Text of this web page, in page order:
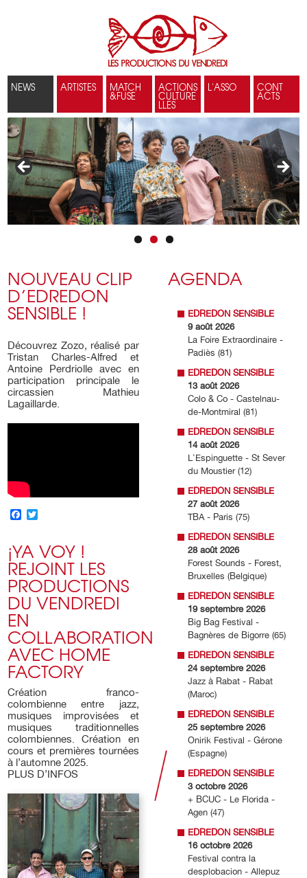
NEWS ARTISTES MATCH
&FUSE
ACTIONS
CULTURE
LLES
L'ASSO CONT
ACTS
NOUVEAU CLIP
D’EDREDON
SENSIBLE !
Découvrez Zozo, réalisé par
Tristan Charles-Alfred et
Antoine Perdriolle avec en
participation principale le
circassien Mathieu
Lagaillarde.
FACEBOOK
¡YA VOY !
REJOINT LES
PRODUCTIONS
DU VENDREDI
EN
COLLABORATION
AVEC HOME
FACTORY
Création franco-
colombienne entre jazz,
musiques improvisées et
musiques traditionnelles
colombiennes. Création en
cours et premières tournées
à l’automne 2025.
PLUS D’INFOS
AGENDA
EDREDON SENSIBLE
9 août 2026
La Foire Extraordinaire -
Padiès (81)
EDREDON SENSIBLE
13 août 2026
Colo & Co - Castelnau-
de-Montmiral (81)
EDREDON SENSIBLE
14 août 2026
L'Espinguette - St Sever
du Moustier (12)
EDREDON SENSIBLE
27 août 2026
TBA - Paris (75)
EDREDON SENSIBLE
28 août 2026
Forest Sounds - Forest,
Bruxelles (Belgique)
EDREDON SENSIBLE
19 septembre 2026
Big Bag Festival -
Bagnères de Bigorre (65)
EDREDON SENSIBLE
24 septembre 2026
Jazz à Rabat - Rabat
(Maroc)
EDREDON SENSIBLE
25 septembre 2026
Onirik Festival - Gérone
(Espagne)
EDREDON SENSIBLE
3 octobre 2026
+ BCUC - Le Florida -
Agen (47)
EDREDON SENSIBLE
16 octobre 2026
Festival contra la
desplobacion - Allepuz